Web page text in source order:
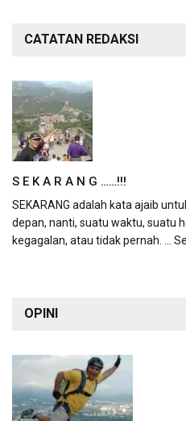
CATATAN REDAKSI
S E K A R A N G ……!!!
SEKARANG adalah kata ajaib
depan, nanti, suatu waktu, suatu
kegagalan, atau tidak pernah. ...
OPINI